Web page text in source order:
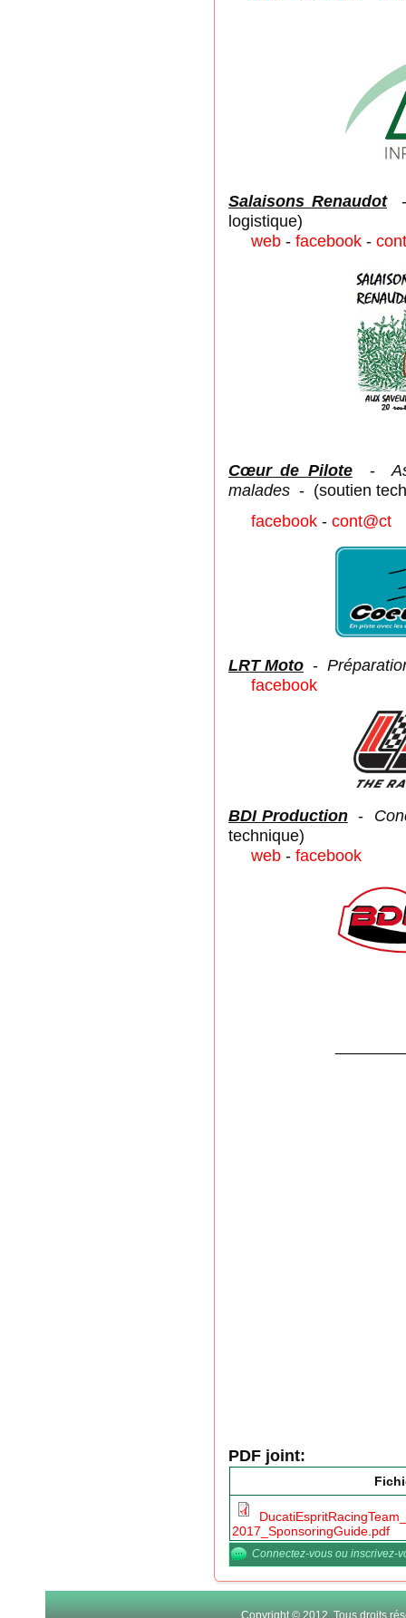
Salaisons Renaudot
logistique)
web - facebook -
Cœur de Pilote-
malades - (soutien
facebook - cont@ct
LRT Moto -
facebook
BDI Production-
technique)
web - facebook
PDF joint:
2017_SponsoringGuide.pdf
Connectez-vous ou inscrivez-
Copyright © 2012. Tous droits